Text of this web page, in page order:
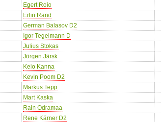
Egert Roio
Erlin Rand
German Balasov D2
Igor Tegelmann D
Julius Stokas
Jörgen Järsk
Keio Kanna
Kevin Poom D2
Markus Tepp
Mart Kaska
Rain Odramaa
Rene Kärner D2